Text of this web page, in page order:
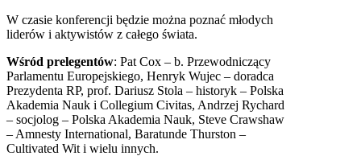
W czasie konferencji będzie można poznać młodych
liderów i aktywistów z całego świata.
Wśród prelegentów: Pat Cox – b. Przewodniczący
Parlamentu Europejskiego, Henryk Wujec – doradca
Prezydenta RP, prof. Dariusz Stola – historyk – Polska
Akademia Nauk i Collegium Civitas, Andrzej Rychard
– socjolog – Polska Akademia Nauk, Steve Crawshaw
– Amnesty International, Baratunde Thurston –
Cultivated Wit i wielu innych.